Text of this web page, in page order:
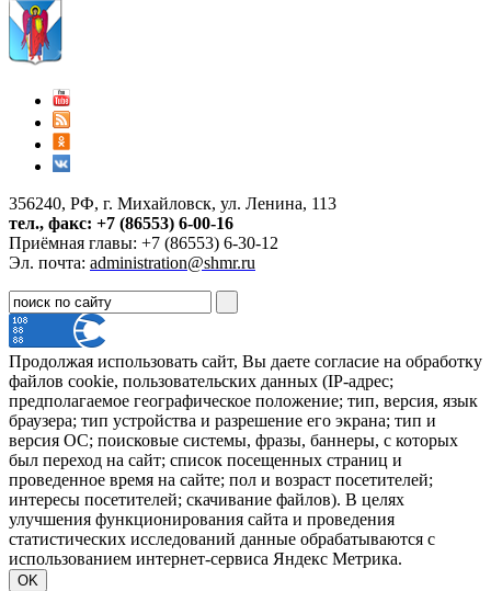
356240, РФ, г. Михайловск, ул. Ленина, 113
тел., факс: +7 (86553) 6-00-16
Приёмная главы: +7 (86553) 6-30-12
Эл. почта: administration@shmr.ru
Продолжая использовать сайт, Вы даете согласие на обработку
файлов cookie, пользовательских данных (IP-адрес;
предполагаемое географическое положение; тип, версия, язык
браузера; тип устройства и разрешение его экрана; тип и
версия ОС; поисковые системы, фразы, баннеры, с которых
был переход на сайт; список посещенных страниц и
проведенное время на сайте; пол и возраст посетителей;
интересы посетителей; скачивание файлов). В целях
улучшения функционирования сайта и проведения
статистических исследований данные обрабатываются с
использованием интернет-сервиса Яндекс Метрика.
OK